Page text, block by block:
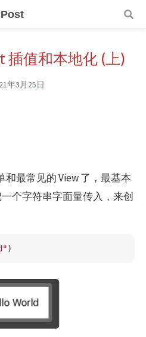
Post
插值和本地化 (上)
年3月25日
和最常见的 View 了，最基本
个字符串字面量传入，来创
)